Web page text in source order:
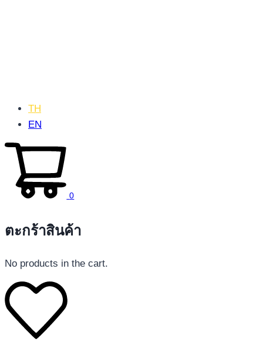
TH
EN
0
ตะกร้าสินค้า
No products in the cart.